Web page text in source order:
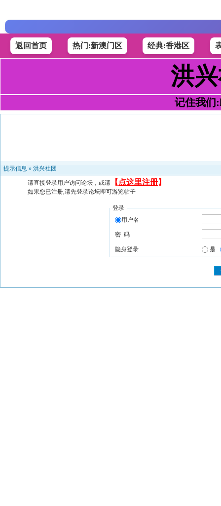
返回首页 热门:新澳门区 经典:香港区
洪
记住我们
提示信息 » 洪兴社团
请直接登录用户访问论坛，或请 【 点这里注册】
如果您已注册,请先登录论坛即可游览帖子
登录
用户名
密 码
隐身登录 是